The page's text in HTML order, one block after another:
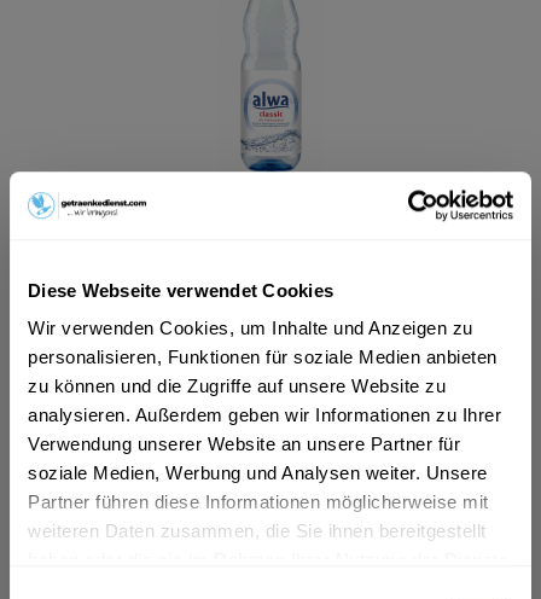
Diese Webseite verwendet Cookies
Wir verwenden Cookies, um Inhalte und Anzeigen zu
personalisieren, Funktionen für soziale Medien anbieten
zu können und die Zugriffe auf unsere Website zu
analysieren. Außerdem geben wir Informationen zu Ihrer
Verwendung unserer Website an unsere Partner für
soziale Medien, Werbung und Analysen weiter. Unsere
Partner führen diese Informationen möglicherweise mit
weiteren Daten zusammen, die Sie ihnen bereitgestellt
inkl. MwSt.ggf. zzgl. Erschwerniszuschlag
Vorrätig
MEHRWEG
+3,30 € Pfand
In den Warenkorb
Artikel-Nr.:
14387
Verfügbar in: